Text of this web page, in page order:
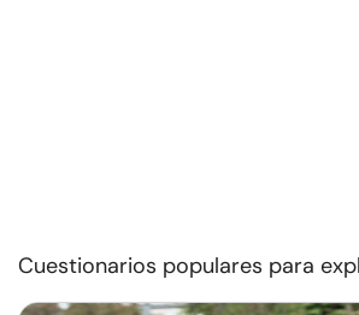
Cuestionarios populares para